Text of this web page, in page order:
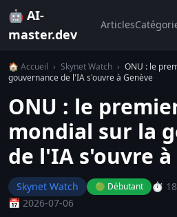
🤖 AI-
master.dev
Articles
🏠 Accueil › Skynet Watch › ONU : le
gouvernance de l'IA s'ouvre à Genève
ONU : le
mondial sur la
de l'IA s'ouvre à
Skynet Watch 🟢 Débutant
⏱️ 18
📅 2026-07-06